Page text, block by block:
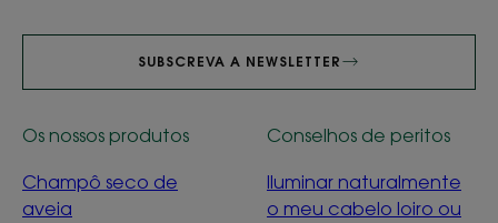
SUBSCREVA A NEWSLETTER
Os nossos produtos
Champô seco de
aveia
Conselhos de peritos
Iluminar naturalmente
o meu cabelo loiro ou